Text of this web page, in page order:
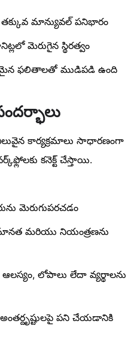
మాన్యువల్ పనిభారం
మెరుగైన స్థిరత్వం
ఫలితాలతో ముడిపడి ఉంది
కార్యక్రమాలు సాధారణంగా
కనెక్ట్ చేస్తాయి.
మెరుగుపరచడం
మరియు నియంత్రణను
లోపాలు లేదా వ్యర్థాలను
అంతర్దృష్టులపై పని చేయడానికి